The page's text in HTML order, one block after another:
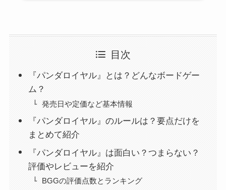
目次
『パンダロイヤル』とは？どんなボードゲー
ム？
発売日や定価など基本情報
『パンダロイヤル』のルールは？要点だけを
まとめて紹介
『パンダロイヤル』は面白い？つまらない？
評価やレビューを紹介
BGGの評価点数とランキング